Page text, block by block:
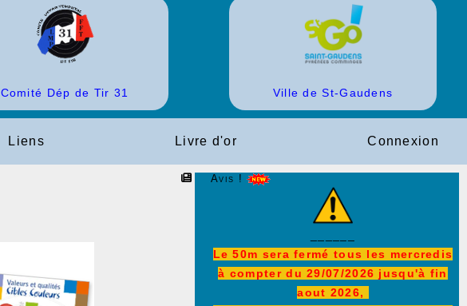
Comité Dép de Tir 31 Ville de St-Gaudens
Liens Livre d'or Connexion
Avis !
Le 50m sera fermé tous les mercredis
à compter du 29/07/2026 jusqu'à fin
aout 2026,